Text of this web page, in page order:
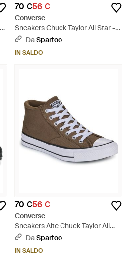
70 €56 €
Converse
Sneakers Chuck Taylor All Star -
Grigio
DaSpartoo
IN SALDO
70 €56 €
Converse
Sneakers Alte Chuck Taylor All
Star Malden Street - Grigio
DaSpartoo
IN SALDO